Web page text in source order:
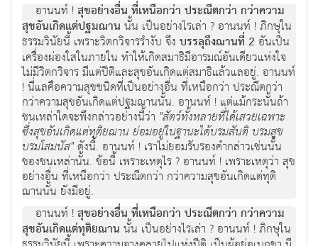
อานนท์ !สุขอย่างอื่น ที่เหนือกว่า ประณีตกว่า กว่าความ
สุขอันเกิดแต่ปฐมฌาน นั้น เป็นอย่างไรเล่า ? อานนท์ ! ภิกษุใน
ธรรมวินัยนี้ เพราะวิตกวิจารรำงับ จึง บรรลุถึงฌานที่ 2อันเป็น
เครื่องผ่องใสในภายใน ทำให้เกิดสมาธิมีอารมณ์อันเดียวแห่งใจ
ไม่มีวิตกวิจาร มีแต่ปีติและสุขอันเกิดแต่สมาธิแล้วแลอยู่. อานนท์
! นี่แลคือความสุขชนิดที่เป็นอย่างอื่น ที่เหนือกว่า ประณีตกว่า
กว่าความสุขอันเกิดแต่ปฐมฌานนั้น. อานนท์ ! แต่แม้กระนั้นถ้า
ชนเหล่าใดจะพึงกล่าวอย่างนี้ว่า "สัตว์ทั้งหลายที่ได้เสวยเฉพาะ
ซึ่งสุขอันเกิดแต่ทุติยฌาน ย่อมอยู่ในฐานะได้บรมสันติ บรมสุข
บรมโสมนัส"ดังนี้. อานนท์ ! เราไม่ยอมรับรองคำกล่าวเช่นนั้น
ของชนเหล่านั้น. ข้อนี้ เพราะเหตุไร ? อานนท์ ! เพราะเหตุว่า สุข
อย่างอื่น ที่เหนือกว่า ประณีตกว่า กว่าความสุขอันเกิดแต่ทุติ
ฌานนั้น ยังมีอยู่.
อานนท์ !สุขอย่างอื่น ที่เหนือกว่า ประณีตกว่า กว่าความ
สุขอันเกิดแต่ทุติยฌาน นั้น เป็นอย่างไรเล่า ? อานนท์ ! ภิกษุใน